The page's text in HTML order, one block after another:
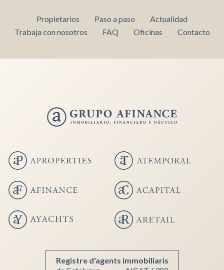
Propietarios Paso a paso
Actualidad
Trabaja con nosotros
FAQ Oficinas Contacto
Registre d'agents immobiliaris
Guardar configuración Aceptar todas